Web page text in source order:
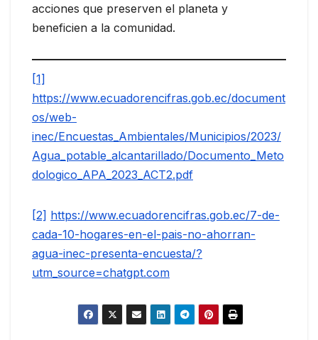
acciones que preserven el planeta y
beneficien a la comunidad.
[1]
https://www.ecuadorencifras.gob.ec/document
os/web-
inec/Encuestas_Ambientales/Municipios/2023/
Agua_potable_alcantarillado/Documento_Meto
dologico_APA_2023_ACT2.pdf
[2] https://www.ecuadorencifras.gob.ec/7-de-
cada-10-hogares-en-el-pais-no-ahorran-
agua-inec-presenta-encuesta/?
utm_source=chatgpt.com